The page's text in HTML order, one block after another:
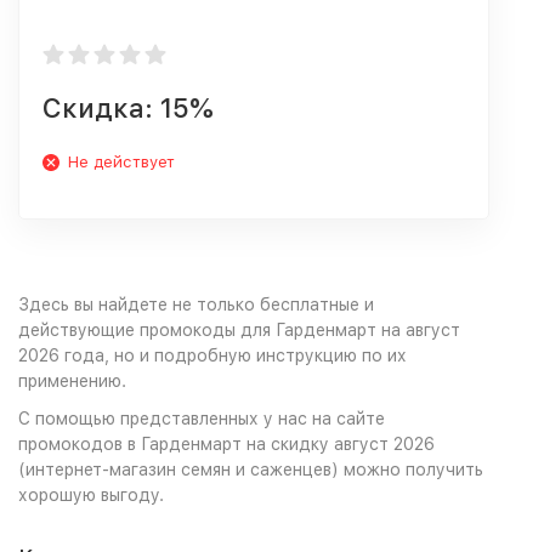
Скидка: 15%
Не действует
Здесь вы найдете не только бесплатные и
действующие промокоды для Гарденмарт на август
2026 года, но и подробную инструкцию по их
применению.
С помощью представленных у нас на сайте
промокодов в Гарденмарт на скидку август 2026
(интернет-магазин семян и саженцев) можно получить
хорошую выгоду.